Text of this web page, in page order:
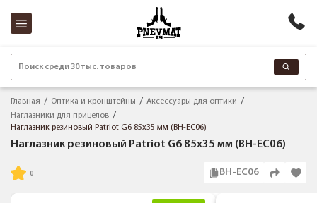
Поиск среди 30 тыс. товаров
Главная Оптика и кронштейны
Аксессуары для оптики
Наглазники для прицелов
Наглазник резиновый Patriot G6 85х35 мм (BH-EC06)
Наглазник резиновый Patriot G6 85х35 мм (BH-EC06)
BH-EC06